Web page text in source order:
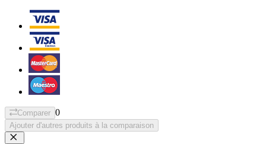
Comparer 0
Ajouter d'autres produits à la comparaison